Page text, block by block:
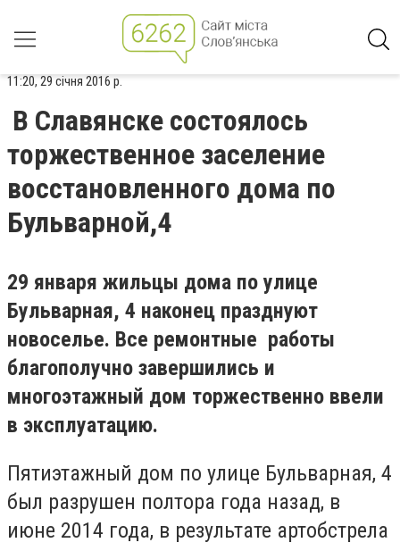
11:20, 29 січня 2016 р.
В Славянске состоялось
торжественное заселение
восстановленного дома по
Бульварной,4
29 января жильцы дома по улице
Бульварная, 4 наконец празднуют
новоселье. Все ремонтные работы
благополучно завершились и
многоэтажный дом торжественно ввели
в эксплуатацию.
Пятиэтажный дом по улице Бульварная, 4
был разрушен полтора года назад, в
июне 2014 года, в результате артобстрела